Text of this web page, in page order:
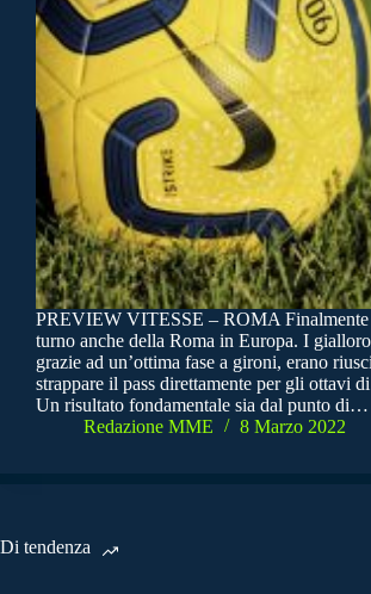
PREVIEW VITESSE – ROMA Finalmente
turno anche della Roma in Europa. I
grazie ad un’ottima fase a gironi, erano
strappare il pass direttamente per gli ottavi
Un risultato fondamentale sia dal punto di…
Redazione MME
8 Marzo 2022
Di tendenza